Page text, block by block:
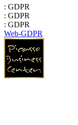
: GDPR
: GDPR
: GDPR
Web-GDPR